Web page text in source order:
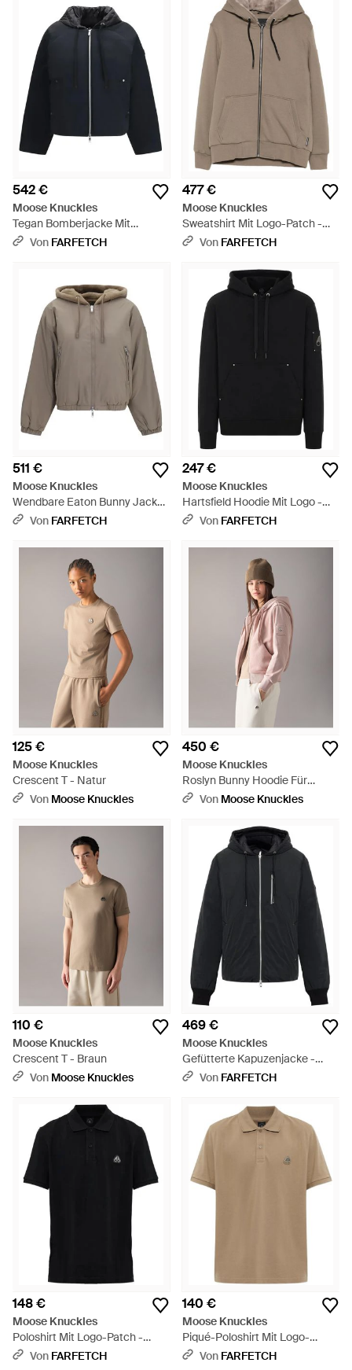
542 €
Moose Knuckles
Tegan Bomberjacke Mit
Kapuze - Blau
Von FARFETCH
477 €
Moose Knuckles
Sweatshirt Mit Logo-Patch -
GrauVon FARFETCH
511 €
Moose Knuckles
Wendbare Eaton Bunny Jacke
Aus Faux Fur - Grau
Von FARFETCH
247 €
Moose Knuckles
Hartsfield Hoodie Mit Logo -
Schwarz
Von FARFETCH
125 €
Moose Knuckles
Crescent T - Natur
Von Moose Knuckles
450 €
Moose Knuckles
Roslyn Bunny Hoodie Für
Damen - Mehrfarbig
Von Moose Knuckles
110 €
Moose Knuckles
Crescent T - Braun
Von Moose Knuckles
469 €
Moose Knuckles
Gefütterte Kapuzenjacke -
Schwarz
Von FARFETCH
148 €
Moose Knuckles
Poloshirt Mit Logo-Patch -
Schwarz
Von FARFETCH
140 €
Moose Knuckles
Piqué-Poloshirt Mit Logo-
Schild - Natur
Von FARFETCH